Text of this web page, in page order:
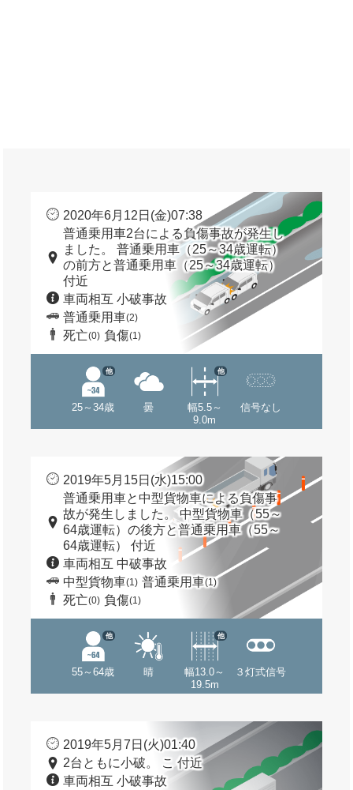
2020年6月12日(金)07:38
普通乗用車2台による負傷事故が発生し
ました。 普通乗用車（25～34歳運転）
の前方と普通乗用車（25～34歳運転）
付近
車両相互 小破事故
普通乗用車(2)
死亡(0) 負傷(1)
25～34歳
他
曇
幅5.5～
9.0m
他
信号なし
2019年5月15日(水)15:00
普通乗用車と中型貨物車による負傷事
故が発生しました。 中型貨物車（55～
64歳運転）の後方と普通乗用車（55～
64歳運転） 付近
車両相互 中破事故
中型貨物車(1) 普通乗用車(1)
死亡(0) 負傷(1)
55～64歳
他
晴
幅13.0～
19.5m
他
３灯式信号
2019年5月7日(火)01:40
2台ともに小破。 こ 付近
車両相互 小破事故